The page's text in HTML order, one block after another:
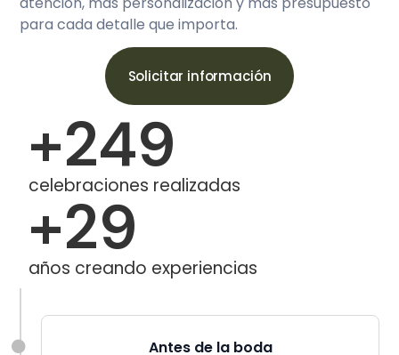
para cada detalle que importa.
Solicitar información
celebraciones realizadas
+250
años creando experiencias
+30
Antes de la boda